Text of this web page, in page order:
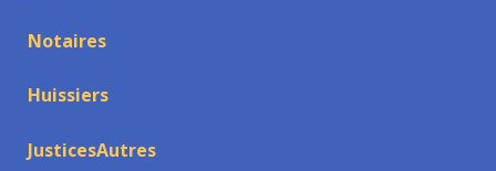
Notaires
Huissiers
JusticesAutres